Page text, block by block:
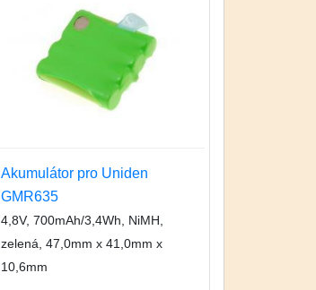
Akumulátor pro Uniden
GMR635
4,8V, 700mAh/3,4Wh, NiMH,
zelená, 47,0mm x 41,0mm x
10,6mm